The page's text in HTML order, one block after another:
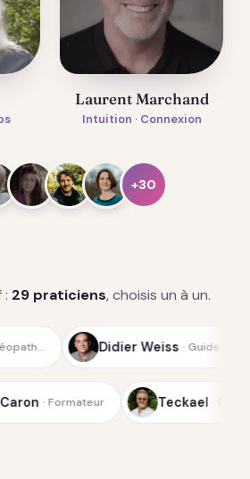
Laurent Marchand
Intuition · Connexion
+30
29 praticiens, choisis un à un.
Weiss · Guide spirituel de la…
Sylvère Caron · Formateur